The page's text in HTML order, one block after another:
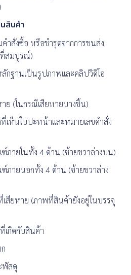
สินค้า
ำสั่งซื้อ หรือชำรุดจากการขนส่ง
สมบูรณ์)
กฐานเป็นรูปภาพและคลิปวิดิโอ
ย (ในกรณีเสียหายบางชิ้น)
เห็นใบปะหน้าและหมายเลขคำสั่ง
ภายในทั้ง 4 ด้าน (ซ้ายขวาล่างบน)
ภายนอกทั้ง 4 ด้าน (ซ้ายขวาล่าง
สียหาย (ภาพที่สินค้ายังอยู่ในบรรจุ
เกิดกับสินค้า
พัสดุ